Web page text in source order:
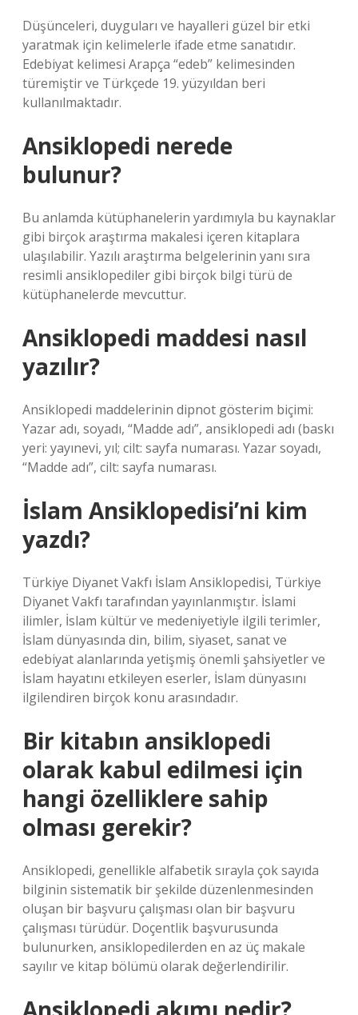
Düşünceleri, duyguları ve hayalleri güzel bir etki
yaratmak için kelimelerle ifade etme sanatıdır.
Edebiyat kelimesi Arapça “edeb” kelimesinden
türemiştir ve Türkçede 19. yüzyıldan beri
kullanılmaktadır.
Ansiklopedi nerede
bulunur?
Bu anlamda kütüphanelerin yardımıyla bu kaynaklar
gibi birçok araştırma makalesi içeren kitaplara
ulaşılabilir. Yazılı araştırma belgelerinin yanı sıra
resimli ansiklopediler gibi birçok bilgi türü de
kütüphanelerde mevcuttur.
Ansiklopedi maddesi nasıl
yazılır?
Ansiklopedi maddelerinin dipnot gösterim biçimi:
Yazar adı, soyadı, “Madde adı”, ansiklopedi adı (baskı
yeri: yayınevi, yıl; cilt: sayfa numarası. Yazar soyadı,
“Madde adı”, cilt: sayfa numarası.
İslam Ansiklopedisi’ni kim
yazdı?
Türkiye Diyanet Vakfı İslam Ansiklopedisi, Türkiye
Diyanet Vakfı tarafından yayınlanmıştır. İslami
ilimler, İslam kültür ve medeniyetiyle ilgili terimler,
İslam dünyasında din, bilim, siyaset, sanat ve
edebiyat alanlarında yetişmiş önemli şahsiyetler ve
İslam hayatını etkileyen eserler, İslam dünyasını
ilgilendiren birçok konu arasındadır.
Bir kitabın ansiklopedi
olarak kabul edilmesi için
hangi özelliklere sahip
olması gerekir?
Ansiklopedi, genellikle alfabetik sırayla çok sayıda
bilginin sistematik bir şekilde düzenlenmesinden
oluşan bir başvuru çalışması olan bir başvuru
çalışması türüdür. Doçentlik başvurusunda
bulunurken, ansiklopedilerden en az üç makale
sayılır ve kitap bölümü olarak değerlendirilir.